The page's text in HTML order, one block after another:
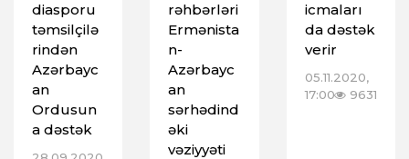
diasporu
təmsilçilə
rindən
Azərbayc
an
Ordusun
a dəstək
rəhbərləri
Ermənista
n-
Azərbayc
an
sərhədind
əki
vəziyyəti
icmaları
da dəstək
verir
05.11.2020,
17:00
9631